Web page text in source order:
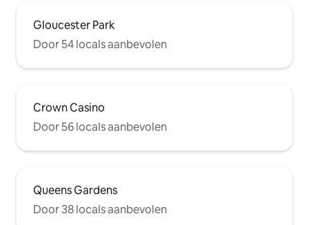
Gloucester Park
Door 54 locals aanbevolen
Crown Casino
Door 56 locals aanbevolen
Queens Gardens
Door 38 locals aanbevolen